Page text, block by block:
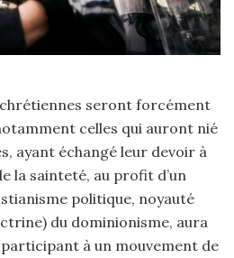
seront forcément
celles qui auront nié
ayant échangé leur devoir à
la sainteté, au profit d’un
politique, noyauté
du dominionisme, aura
à un mouvement de